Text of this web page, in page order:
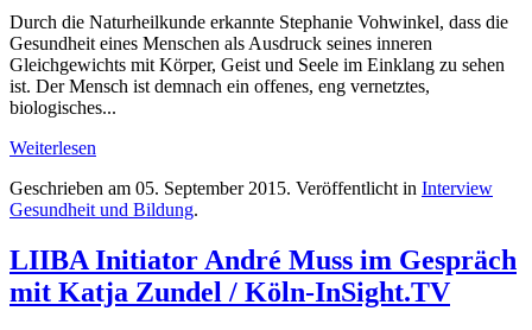
Durch die Naturheilkunde erkannte Stephanie Vohwinkel, dass die
Gesundheit eines Menschen als Ausdruck seines inneren
Gleichgewichts mit Körper, Geist und Seele im Einklang zu sehen
ist. Der Mensch ist demnach ein offenes, eng vernetztes,
biologisches...
Weiterlesen
Geschrieben am 05. September 2015. Veröffentlicht in Interview
Gesundheit und Bildung.
LIIBA Initiator André Muss im Gespräch
mit Katja Zundel / Köln-InSight.TV